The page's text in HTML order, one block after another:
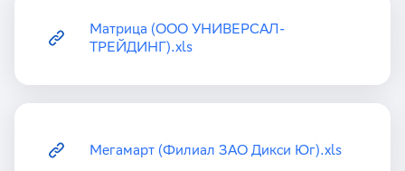
Матрица (ООО УНИВЕРСАЛ-
ТРЕЙДИНГ).xls
Мегамарт (Филиал ЗАО Дикси Юг).xls